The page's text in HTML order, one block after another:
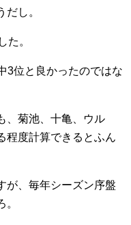
し。
た。
3位と良かったのではな
、菊池、十亀、ウル
程度計算できるとふん
が、毎年シーズン序盤